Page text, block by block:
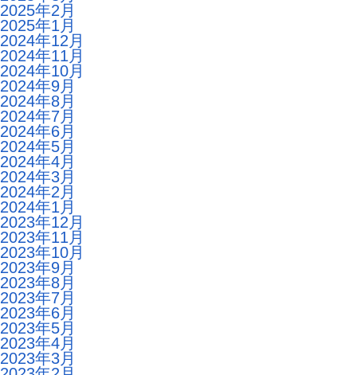
2025年2月
2025年1月
2024年12月
2024年11月
2024年10月
2024年9月
2024年8月
2024年7月
2024年6月
2024年5月
2024年4月
2024年3月
2024年2月
2024年1月
2023年12月
2023年11月
2023年10月
2023年9月
2023年8月
2023年7月
2023年6月
2023年5月
2023年4月
2023年3月